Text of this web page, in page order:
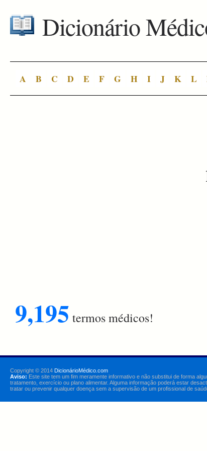
Dicionário
A B C D E F G H I J K L
9,195 termos médicos!
Copyright © 2014 DicionárioMédico.com
Aviso: Este site tem um fim meramente informativo e não substitui de forma
tratamento, exercício ou plano alimentar. Alguma informação poderá estar
tratar ou prevenir qualquer doença sem a supervisão de um profissional de